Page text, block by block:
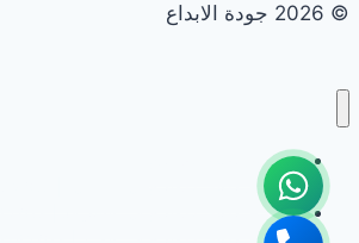
© 2026 جودة الابداع
تجديد حمامات ومطابخ
تجديد حمامات ومطابخ في ابوظبي | 0558182703 | خصم 40%
تجديد حمامات ومطابخ في الشارقة | 0558182703 | خصم 40%